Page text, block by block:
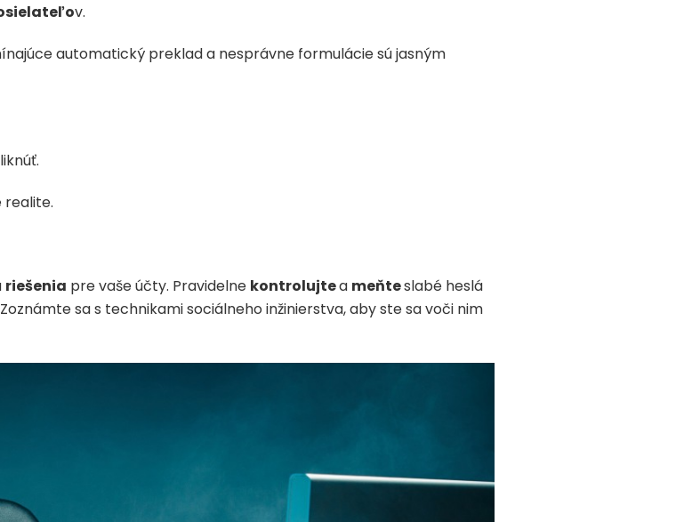
v.
automatický preklad a nesprávne formulácie sú jasným
realite.
riešenia pre vaše účty. Pravidelne kontrolujtea meňteslabé heslá
sa s technikami sociálneho inžinierstva, aby ste sa voči nim